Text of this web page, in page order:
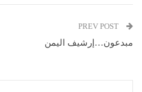
مبدعون…إرشيف اليمن